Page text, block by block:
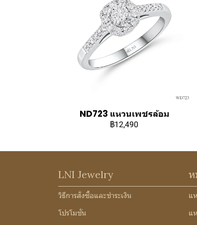
ND723 แหวนเพชรล้อม
฿12,490
LNI Jewelry
วิธีการสั่งซื้อและชำระเงิน
โปรโมชั่น
ห
แ
แ